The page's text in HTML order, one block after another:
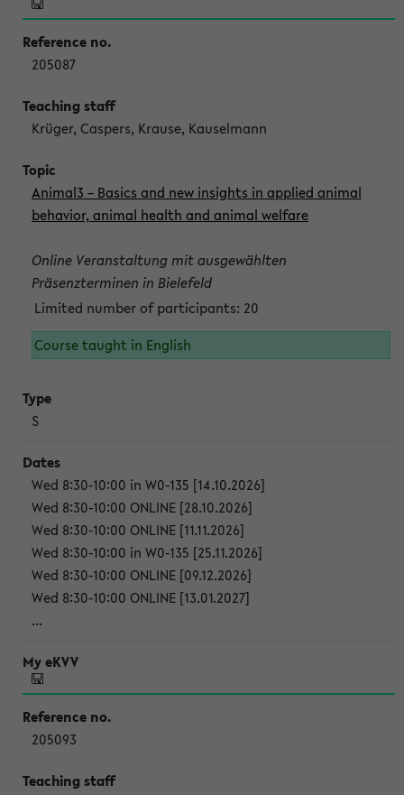
205087
Krüger, Caspers, Krause, Kauselmann
Animal3 – Basics and new insights in applied animal
behavior, animal health and animal welfare
Online Veranstaltung mit ausgewählten
Präsenzterminen in Bielefeld
Limited number of participants: 20
Course taught in English
S
Wed 8:30-10:00 in W0-135 [14.10.2026]
Wed 8:30-10:00 ONLINE [28.10.2026]
Wed 8:30-10:00 ONLINE [11.11.2026]
Wed 8:30-10:00 in W0-135 [25.11.2026]
Wed 8:30-10:00 ONLINE [09.12.2026]
Wed 8:30-10:00 ONLINE [13.01.2027]
...
205093